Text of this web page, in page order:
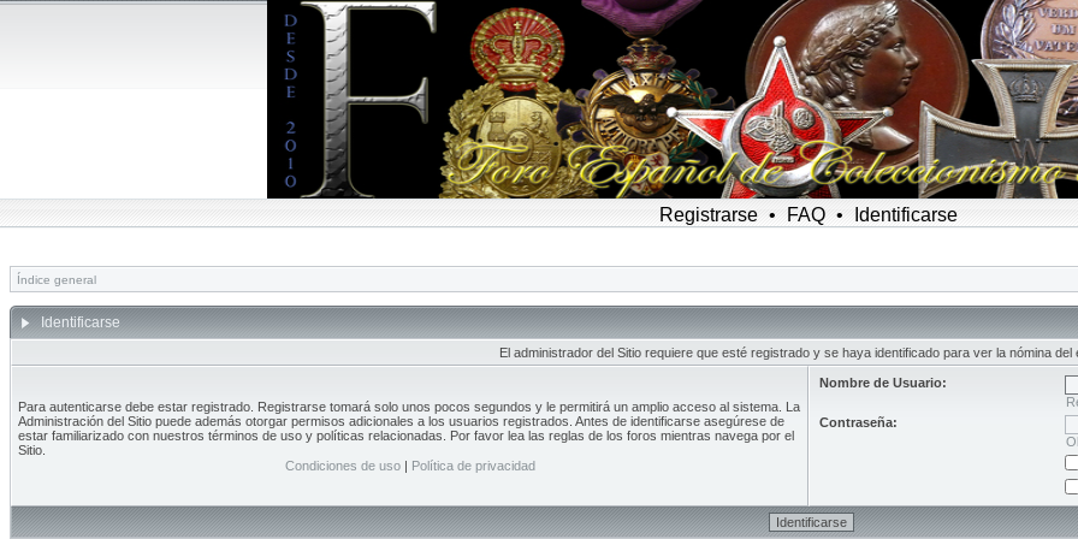
Registrarse • FAQ • Identificarse
Índice general
Identificarse
El administrador del Sitio requiere que esté registrado y se haya identificado para ver la nómina del
Para autenticarse debe estar registrado. Registrarse tomará solo unos pocos segundos y le permitirá un amplio acceso al sistema. La
Administración del Sitio puede además otorgar permisos adicionales a los usuarios registrados. Antes de identificarse asegúrese de
estar familiarizado con nuestros términos de uso y políticas relacionadas. Por favor lea las reglas de los foros mientras navega por el
Sitio.
Condiciones de uso| Política de privacidad
Nombre de Usuario:
Contraseña: